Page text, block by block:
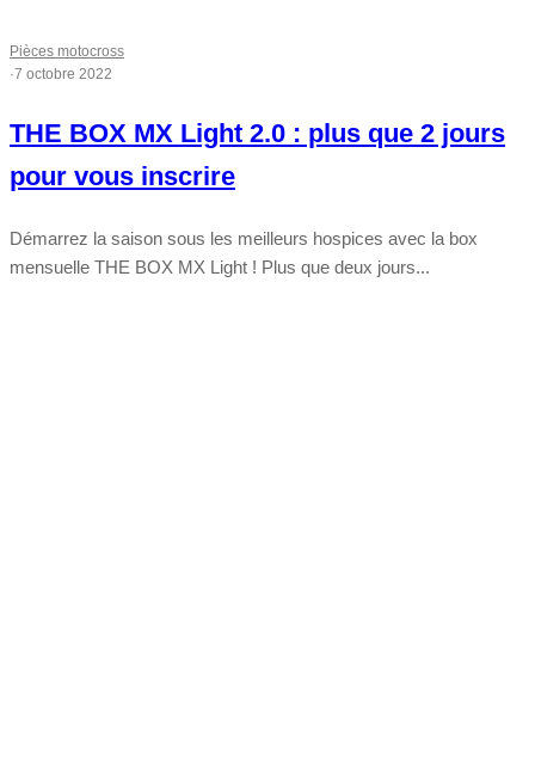
Pièces motocross
·7 octobre 2022
THE BOX MX Light 2.0 : plus que 2 jours
pour vous inscrire
Démarrez la saison sous les meilleurs hospices avec la box
mensuelle THE BOX MX Light ! Plus que deux jours...